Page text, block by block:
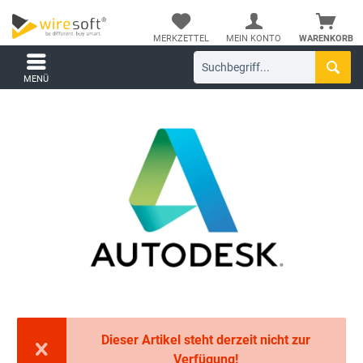
WARENKORB
MERKZETTEL MEIN KONTO
MENÜ
Dieser Artikel steht derzeit nicht zur
Verfügung!